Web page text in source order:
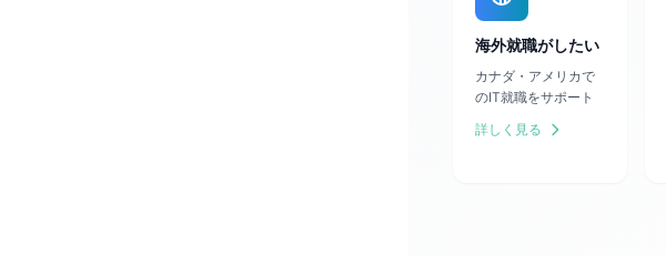
海外就職がしたい
カナダ・アメリカで
のIT就職をサポート
詳しく見る